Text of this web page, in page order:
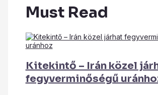
Must Read
Kitekintő – Irán közel
fegyverminőségű